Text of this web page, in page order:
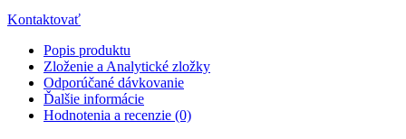
Kontaktovať
Popis produktu
Zloženie a Analytické zložky
Odporúčané dávkovanie
Ďalšie informácie
Hodnotenia a recenzie (0)